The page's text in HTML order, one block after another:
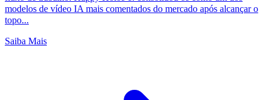
modelos de vídeo IA mais comentados do mercado após alcançar o
topo...
Saiba Mais